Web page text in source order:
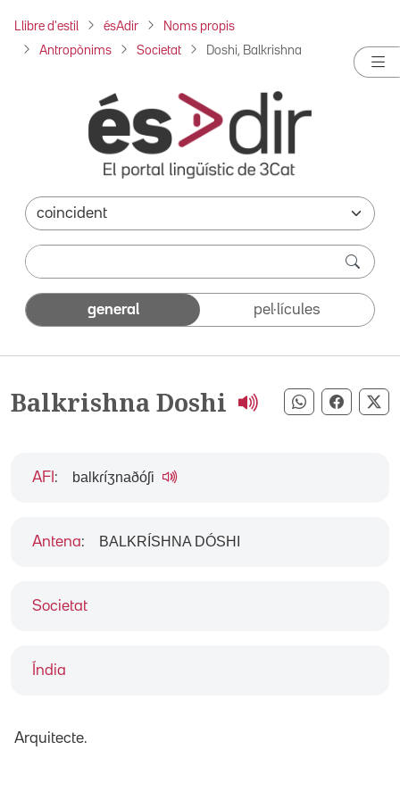
Llibre d'estil ésAdir Noms propis
Antropònims Societat Doshi, Balkrishna
general pel·lícules
Balkrishna Doshi Compartir
Societat
Índia
AFI : balkɾíʒnaðóʃi
Antena: BALKRÍSHNA DÓSHI
Arquitecte.